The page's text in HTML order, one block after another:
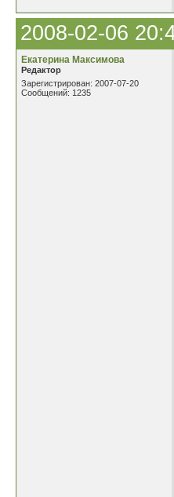
2008-02-06
Екатерина Максимова
Редактор
Зарегистрирован: 2007-07-20
Сообщений: 1235